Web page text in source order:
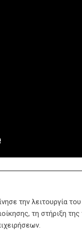
την λειτουργία
τη στήριξη